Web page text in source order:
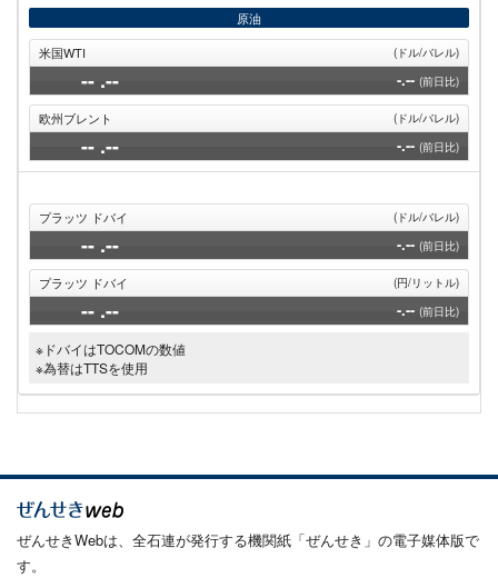
原油
米国WTI
(ドル/バレル)
-- .-- -.-- (前日比)
欧州ブレント (ドル/バレル)
-- .-- -.-- (前日比)
プラッツ ドバイ (ドル/バレル)
-- .-- -.-- (前日比)
プラッツ ドバイ (円/リットル)
-- .-- -.-- (前日比)
※ドバイはTOCOMの数値
※為替はTTSを使用
ぜんせきWebは、全石連が発行する機関紙「ぜんせき」の電子媒体版で
す。